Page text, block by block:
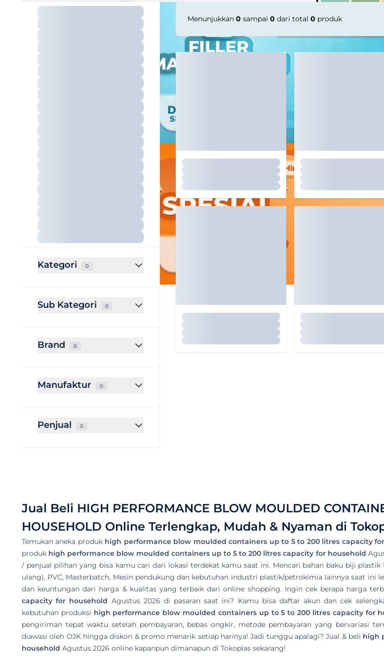
Kategori 0
Sub Kategori 0
Brand 0
Manufaktur 0
Penjual 0
Menunjukkan 0 sampai 0 dari total 0 produk
Jual Beli HIGH PERFORMANCE BLOW MOULDED
HOUSEHOLD Online Terlengkap, Mudah & Nyaman di
Temukan aneka produk high performance blow moulded containers up to 5 to 200 litres capacity
produk high performance blow moulded containers up to 5 to 200 litres capacity for household
/ penjual pilihan yang bisa kamu cari dari lokasi terdekat kamu saat ini. Mencari bahan baku biji plastik
ulang), PVC, Masterbatch, Mesin pendukung dan kebutuhan industri plastik/petrokimia lainnya saat ini
dan keuntungan dari harga & kualitas yang terbaik dari online shopping. Ingin cek berapa harga
capacity for household Agustus 2026 di pasaran saat ini? Kamu bisa daftar akun dan cek
kebutuhan produksi high performance blow moulded containers up to 5 to 200 litres capacity for
pengiriman tepat waktu setelah pembayaran, bebas ongkir, metode pembayaran yang bervariasi
diawasi oleh OJK hingga diskon & promo menarik setiap harinya! Jadi tunggu apalagi? Jual & beli high
household Agustus 2026 online kapanpun dimanapun di Tokoplas sekarang!